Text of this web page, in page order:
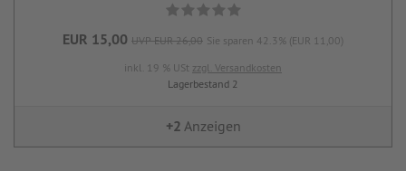
EUR 15,00 UVP EUR 26,00 Sie sparen 42.3% (EUR 11,00)
inkl. 19 % USt zzgl. Versandkosten
Lagerbestand 2
+2 Anzeigen